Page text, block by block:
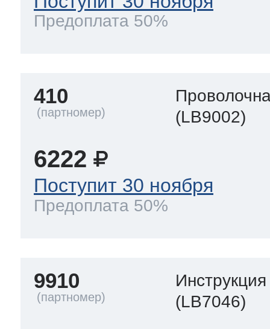
Предоплата 50%
410
(LB9002)
6222
Поступит 30 ноября
Предоплата 50%
9910
(LB7046)